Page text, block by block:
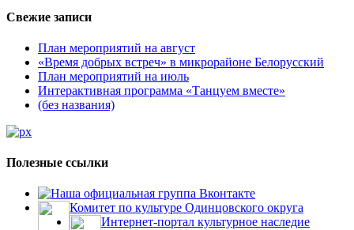
Свежие записи
План мероприятий на август
«Время добрых встреч» в микрорайоне Белорусский
План мероприятий на июль
Интерактивная программа «Танцуем вместе»
(без названия)
Полезные ссылки
Наша официальная группа Вконтакте
Комитет по культуре Одинцовского округа
Интернет-портал культурное наследие